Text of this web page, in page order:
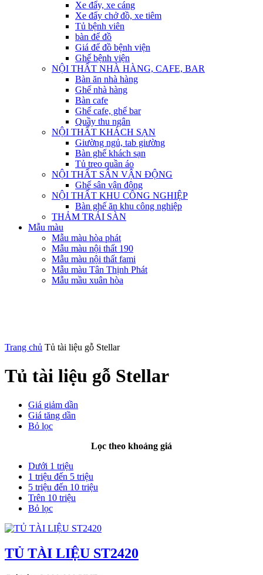
Xe đẩy, xe cáng
Xe đẩy chở đồ, xe tiêm
Tủ bệnh viên
bàn để đồ
Giá để đồ bệnh viện
Ghế bệnh viện
NỘI THẤT NHÀ HÀNG, CAFE, BAR
Bàn ăn nhà hàng
Ghế nhà hàng
Bàn cafe
Ghế cafe, ghế bar
Quầy thu ngân
NỘI THẤT KHÁCH SẠN
Giường ngủ, tab giường
Bàn ghế khách sạn
Tủ treo quần áo
NỘI THẤT SÂN VẬN ĐỘNG
Ghế sân vận động
NỘI THẤT KHU CÔNG NGHIỆP
Bàn ghế ăn khu công nghiệp
THẢM TRẢI SÀN
Mẫu màu
Mẫu màu hòa phát
Mẫu màu nội thất 190
Mẫu màu nội thất fami
Mẫu màu Tân Thịnh Phát
Mẫu mầu xuân hòa
Trang chủ Tủ tài liệu gỗ Stellar
Tủ tài liệu gỗ Stellar
Giá giảm dần
Giá tăng dần
Bỏ lọc
Lọc theo khoảng giá
Dưới 1 triệu
1 triệu đến 5 triệu
5 triệu đến 10 triệu
Trên 10 triệu
Bỏ lọc
TỦ TÀI LIỆU ST2420